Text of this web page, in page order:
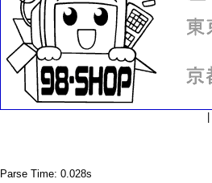
Parse Time: 0.028s